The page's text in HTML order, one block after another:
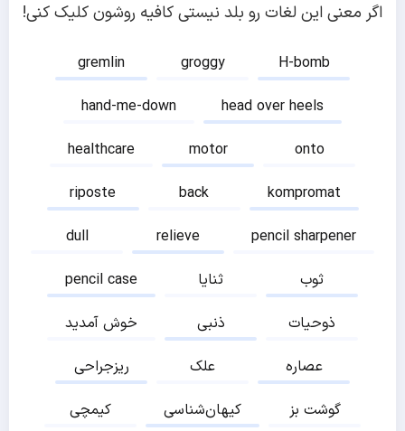
اگر معنی این لغات رو بلد نیستی کافیه روشون کلیک کنی!
gremlin groggy
H-bomb
hand-me-down
head over heels
healthcare
motor
onto
riposte
back
kompromat
dull
relieve
pencil sharpener
pencil case
ثنایا
ثوب
خوش آمدید
ذنبی
ذوحیات
ریزجراحی
علک
عصاره
کیمچی
کیهان‌شناسی
گوشت بز